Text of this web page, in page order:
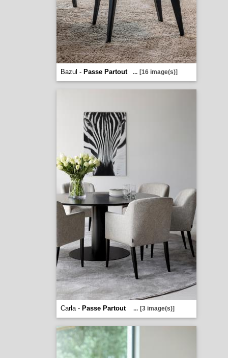
Bazul - Passe Partout ... [16 image(s)]
Carla - Passe Partout ... [3 image(s)]